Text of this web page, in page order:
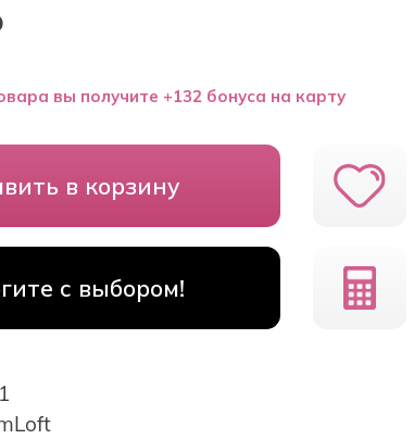
вы получите +132 бонуса на карту
в корзину
с выбором!